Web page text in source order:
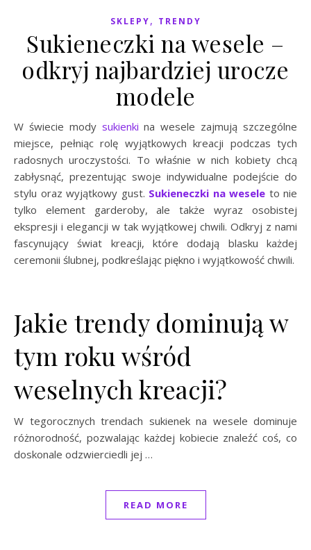
SKLEPY, TRENDY
Sukieneczki na wesele –
odkryj najbardziej urocze
modele
W świecie mody sukienki na wesele zajmują szczególne
miejsce, pełniąc rolę wyjątkowych kreacji podczas tych
radosnych uroczystości. To właśnie w nich kobiety chcą
zabłysnąć, prezentując swoje indywidualne podejście do
stylu oraz wyjątkowy gust. Sukieneczki na wesele to nie
tylko element garderoby, ale także wyraz osobistej
ekspresji i elegancji w tak wyjątkowej chwili. Odkryj z nami
fascynujący świat kreacji, które dodają blasku każdej
ceremonii ślubnej, podkreślając piękno i wyjątkowość chwili.
Jakie trendy dominują w
tym roku wśród
weselnych kreacji?
W tegorocznych trendach sukienek na wesele dominuje
różnorodność, pozwalając każdej kobiecie znaleźć coś, co
doskonale odzwierciedli jej …
READ MORE